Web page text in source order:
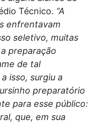
Técnico. “A
enfrentavam
seletivo, muitas
preparação
de tal
isso, surgiu a
preparatório
para esse público:
que, em sua